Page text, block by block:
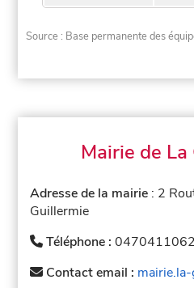
Source : Base permanente des
Mairie de
Adresse de la mairie : 2
Guillermie
Téléphone :0470411062
Contact email :